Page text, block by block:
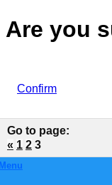
Are you
Confirm
Go to page:
« 1 2 3